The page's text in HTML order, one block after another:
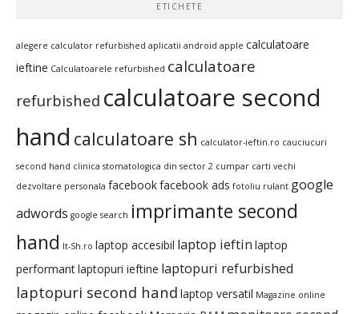
ETICHETE
alegere calculator refurbished aplicatii android apple calculatoare
ieftine Calculatoarele refurbished calculatoare
refurbished calculatoare second
hand calculatoare sh calculator-ieftin.ro cauciucuri
second hand clinica stomatologica din sector 2 cumpar carti vechi
dezvoltare personala facebookfacebook ads fotoliu rulant google
adwords google search imprimante second
hand It-Sh.ro laptop accesibil laptop ieftin laptop
performantlaptopuri ieftine laptopuri refurbished
laptopuri second hand laptop versatil Magazine online